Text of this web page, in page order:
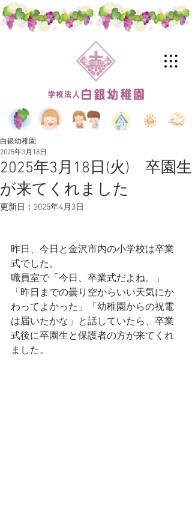
2025年3月18日(火) 卒園生
が来てくれました
白銀幼稚園
2025年3月18日
更新日： 2025年4月3日
昨日、今日と金沢市内の小学校は卒業
式でした。
職員室で「今日、卒業式だよね。」
「昨日までの曇り空からいい天気にか
わってよかった」「幼稚園からの祝電
は届いたかな」と話していたら、卒業
式後に卒園生と保護者の方が来てくれ
ました。